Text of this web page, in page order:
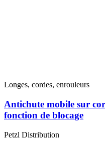
Longes, cordes, enrouleurs
Antichute mobile sur
fonction de blocage
Petzl Distribution